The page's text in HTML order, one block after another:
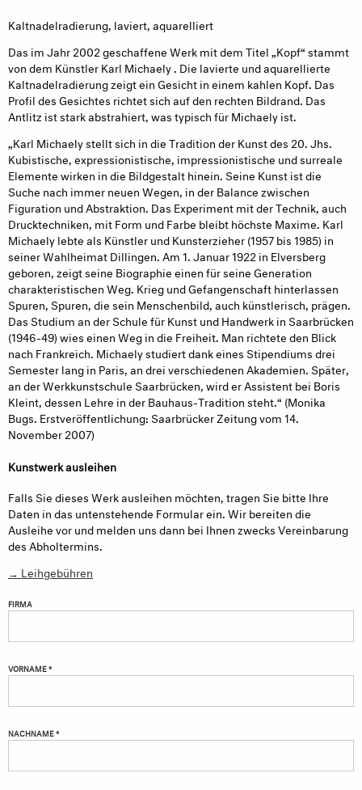
Kaltnadelradierung, laviert, aquarelliert
Das im Jahr 2002 geschaffene Werk mit dem Titel „Kopf“ stammt
von dem Künstler Karl Michaely . Die lavierte und aquarellierte
Kaltnadelradierung zeigt ein Gesicht in einem kahlen Kopf. Das
Profil des Gesichtes richtet sich auf den rechten Bildrand. Das
Antlitz ist stark abstrahiert, was typisch für Michaely ist.
„Karl Michaely stellt sich in die Tradition der Kunst des 20. Jhs.
Kubistische, expressionistische, impressionistische und surreale
Elemente wirken in die Bildgestalt hinein. Seine Kunst ist die
Suche nach immer neuen Wegen, in der Balance zwischen
Figuration und Abstraktion. Das Experiment mit der Technik, auch
Drucktechniken, mit Form und Farbe bleibt höchste Maxime. Karl
Michaely lebte als Künstler und Kunsterzieher (1957 bis 1985) in
seiner Wahlheimat Dillingen. Am 1. Januar 1922 in Elversberg
geboren, zeigt seine Biographie einen für seine Generation
charakteristischen Weg. Krieg und Gefangenschaft hinterlassen
Spuren, Spuren, die sein Menschenbild, auch künstlerisch, prägen.
Das Studium an der Schule für Kunst und Handwerk in Saarbrücken
(1946-49) wies einen Weg in die Freiheit. Man richtete den Blick
nach Frankreich. Michaely studiert dank eines Stipendiums drei
Semester lang in Paris, an drei verschiedenen Akademien. Später,
an der Werkkunstschule Saarbrücken, wird er Assistent bei Boris
Kleint, dessen Lehre in der Bauhaus-Tradition steht.“ (Monika
Bugs. Erstveröffentlichung: Saarbrücker Zeitung vom 14.
November 2007)
Kunstwerk ausleihen
Falls Sie dieses Werk ausleihen möchten, tragen Sie bitte Ihre
Daten in das untenstehende Formular ein. Wir bereiten die
Ausleihe vor und melden uns dann bei Ihnen zwecks Vereinbarung
des Abholtermins.
→ Leihgebühren
FIRMA
VORNAME *
NACHNAME *